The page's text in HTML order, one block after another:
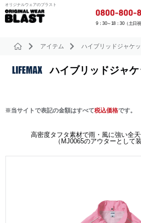
オリジナルウェアのブラスト
9：30～18：30（土日祝
アイテム ハイブリッドジャケッ
ハイブリッドジャケ
※当サイトで表記の金額はすべて税込価格です。
高密度タフタ素材で雨・風に強い全天
（MJ0065のアウターとして